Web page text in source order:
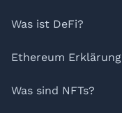
Was ist DeFi?
Ethereum Erklärung
Was sind NFTs?